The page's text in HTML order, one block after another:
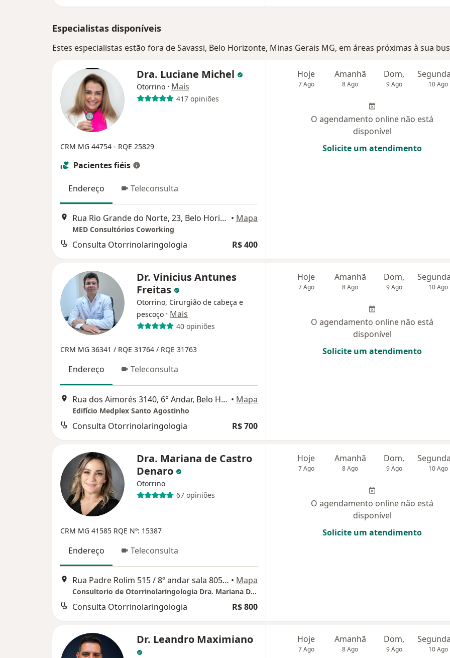
Especialistas disponíveis
Estes especialistas estão fora de Savassi, Belo Horizonte, Minas Gerais MG, em áreas próximas à sua
Dra. Luciane Michel
Otorrino · Mais
417 opiniões
CRM MG 44754 - RQE 25829
Pacientes fiéis
Endereço Teleconsulta
Rua Rio Grande do Norte, 23, Belo Horizonte • Mapa
MED Consultórios Coworking
Consulta Otorrinolaringologia R$ 400
Hoje
7 Ago
Amanhã
8 Ago
Dom,
9 Ago 10 Ago
O agendamento online não está
disponível
Solicite um atendimento
Dr. Vinicius Antunes
Freitas
Otorrino, Cirurgião de cabeça e
pescoço · Mais
40 opiniões
CRM MG 36341 / RQE 31764 / RQE 31763
Endereço Teleconsulta
Rua dos Aimorés 3140, 6° Andar, Belo Horizonte • Mapa
Edifício Medplex Santo Agostinho
Consulta Otorrinolaringologia R$ 700
Hoje
7 Ago
Amanhã
8 Ago
Dom,
9 Ago 10 Ago
O agendamento online não está
disponível
Solicite um atendimento
Dra. Mariana de Castro
Denaro
Otorrino
67 opiniões
CRM MG 41585 RQE Nº: 15387
Endereço Teleconsulta
Rua Padre Rolim 515 / 8º andar sala 805, Belo Horizonte • Mapa
Consultorio de Otorrinolaringologia Dra. Mariana Denaro
Consulta Otorrinolaringologia R$ 800
Hoje
7 Ago
Amanhã
8 Ago
Dom,
9 Ago 10 Ago
O agendamento online não está
disponível
Solicite um atendimento
Dr. Leandro Maximiano Hoje
7 Ago
Amanhã
8 Ago
Dom,
9 Ago 10 Ago